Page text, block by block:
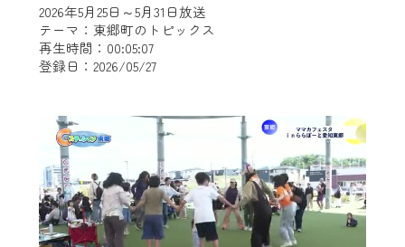
2026年5月25日～5月31日放送
テーマ：東郷町のトピックス
再生時間：00:05:07
登録日：2026/05/27